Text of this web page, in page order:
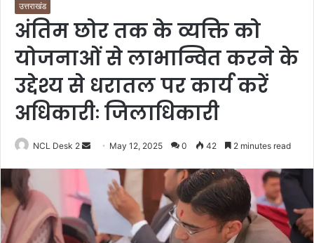
उत्तराखंड
अंतिम छोर तक के व्यक्ति को
योजनाओं से लाभान्वित करने के
उद्देश्य से धरातल पर कार्य करें
अधिकारीः जिलाधिकारी
NCL Desk 2
a
n
May 12, 2025 0 42 2 minutes read